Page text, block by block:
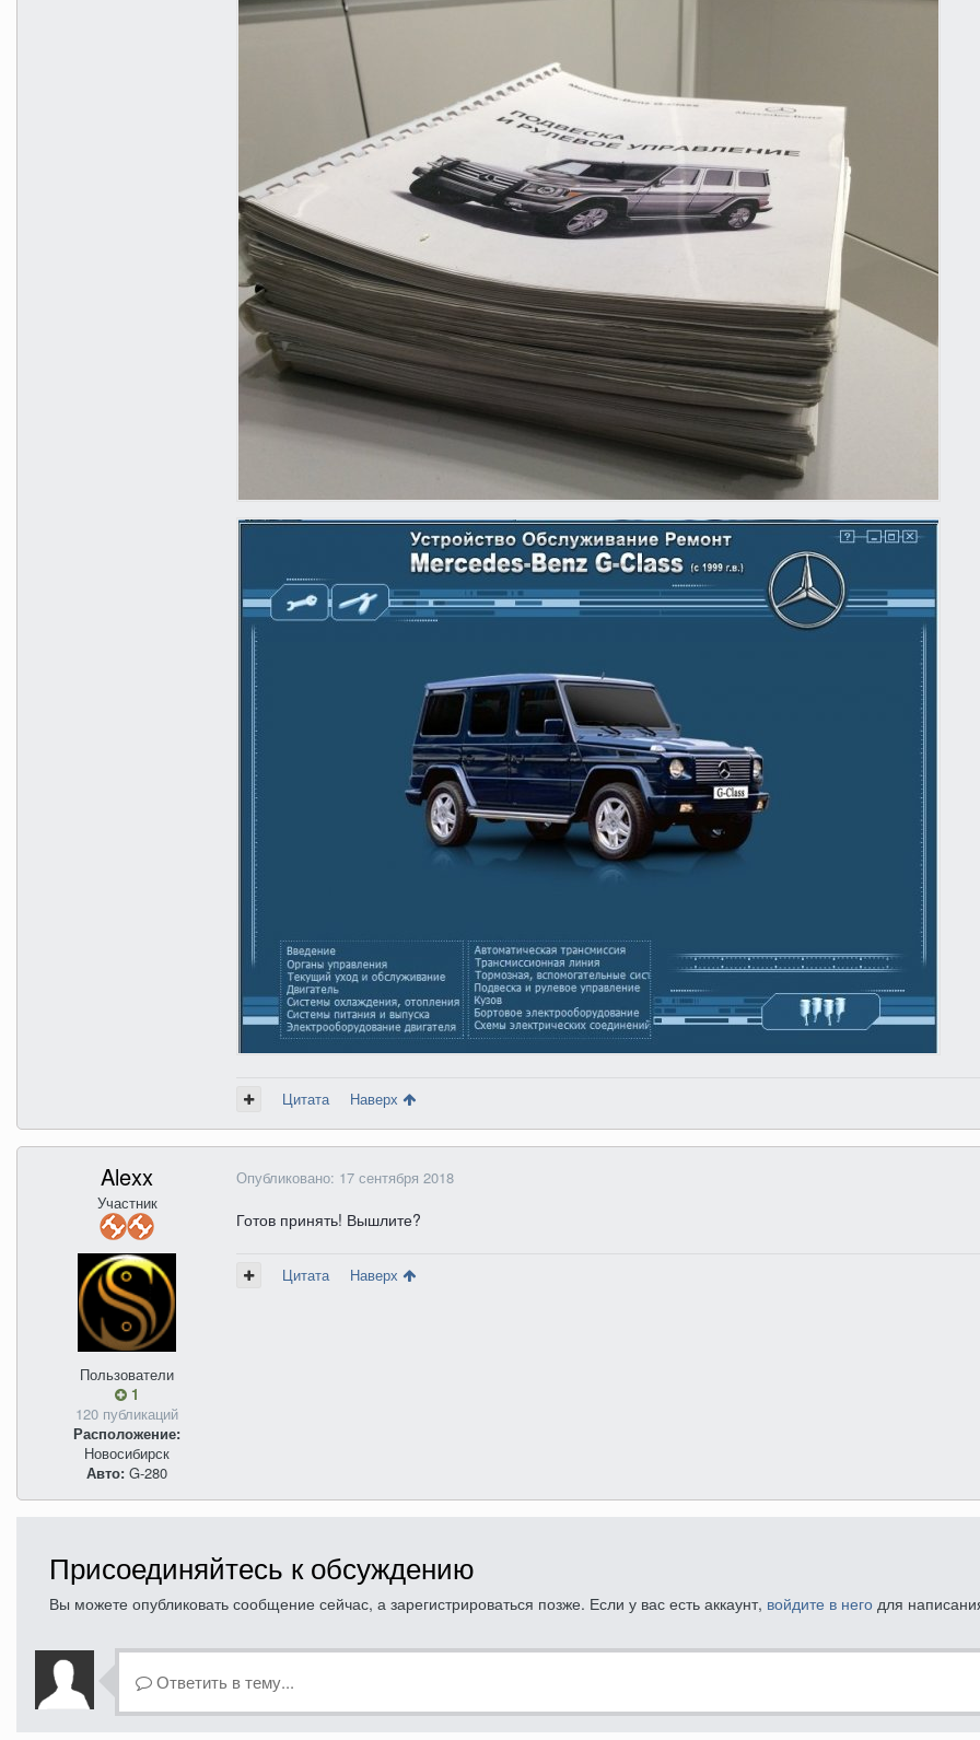
Цитата Наверх
Alexx
Участник
Пользователи
1
120 публикаций
Расположение:
Новосибирск
Авто: G-280
Опубликовано: 17 сентября 2018
Готов принять! Вышлите?
Цитата Наверх
Присоединяйтесь к обсуждению
Вы можете опубликовать сообщение сейчас, а зарегистрироваться позже. Если у вас есть аккаунт, войдите в него для
Ответить в тему...